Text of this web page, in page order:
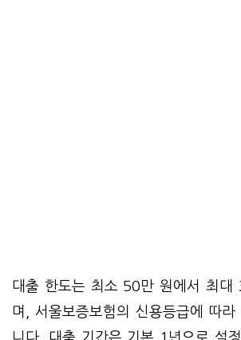
대출 한도는 최소 50만 원에서 최대
며, 서울보증보험의 신용등급에 따라